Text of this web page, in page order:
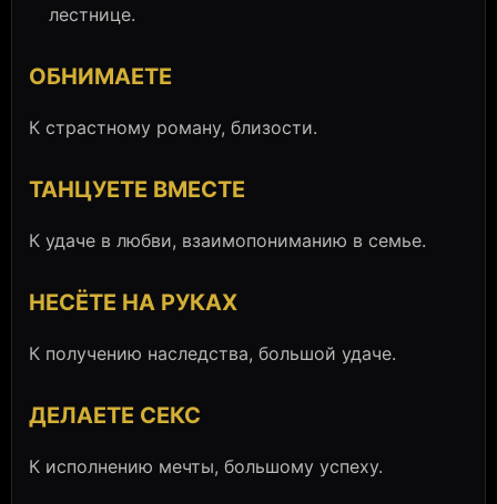
лестнице.
ОБНИМАЕТЕ
К страстному роману, близости.
ТАНЦУЕТЕ ВМЕСТЕ
К удаче в любви, взаимопониманию в семье.
НЕСЁТЕ НА РУКАХ
К получению наследства, большой удаче.
ДЕЛАЕТЕ СЕКС
К исполнению мечты, большому успеху.